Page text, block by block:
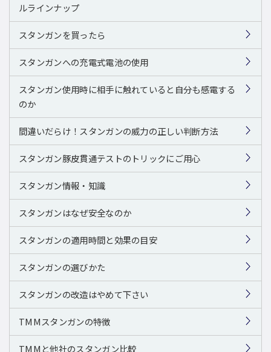
ルラインナップ
スタンガンを買ったら
スタンガンへの充電式電池の使用
スタンガン使用時に相手に触れていると自分も感電する
のか
間違いだらけ！スタンガンの威力の正しい判断方法
スタンガン豚皮貫通テストのトリックにご用心
スタンガン情報・知識
スタンガンはなぜ安全なのか
スタンガンの適用時間と効果の目安
スタンガンの選びかた
スタンガンの改造はやめて下さい
TMMスタンガンの特徴
TMMと他社のスタンガン比較